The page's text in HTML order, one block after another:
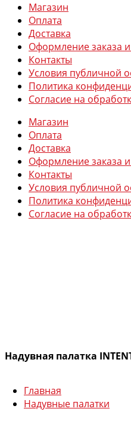
Магазин
Оплата
Доставка
Оформление заказа
Контакты
Условия публичной
Политика
Согласие на
Магазин
Оплата
Доставка
Оформление заказа
Контакты
Условия публичной
Политика
Согласие на
Надувная палатка
Главная
Надувные палатки